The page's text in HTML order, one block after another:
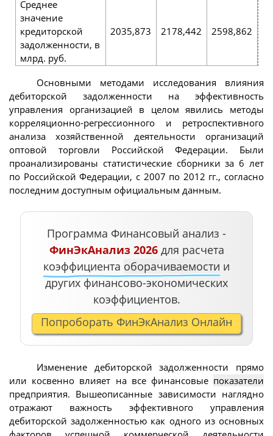
Среднее
значение
кредиторской
задолженности, в
млрд. руб.
2035,873 2178,442 2598,862
Основными методами исследования влияния
дебиторской задолженности на эффективность
управления организацией в целом явились методы
корреляционно-регрессионного и ретроспективного
анализа хозяйственной деятельности организаций
оптовой торговли Российской Федерации. Были
проанализированы статистические сборники за 6 лет
по Российской Федерации, с 2007 по 2012 гг., согласно
последним доступным официальным данным.
Программа Финансовый анализ -
ФинЭкАнализ 2026для расчета
коэффициента оборачиваемости и
других финансово-экономических
коэффициентов.
Попроборать ФинЭкАнализ Онлайн
Изменение дебиторской задолженности прямо
или косвенно влияет на все финансовые показатели
предприятия. Вышеописанные зависимости наглядно
отражают важность эффективного управления
дебиторской задолженностью как одного из основных